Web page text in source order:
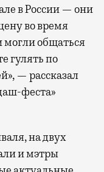
в России — они
во время
могли общаться
гулять по
— рассказал
феста»
на двух
и мэтры